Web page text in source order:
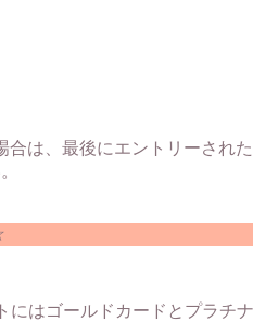
は、最後にエントリーされた
にはゴールドカードとプラ